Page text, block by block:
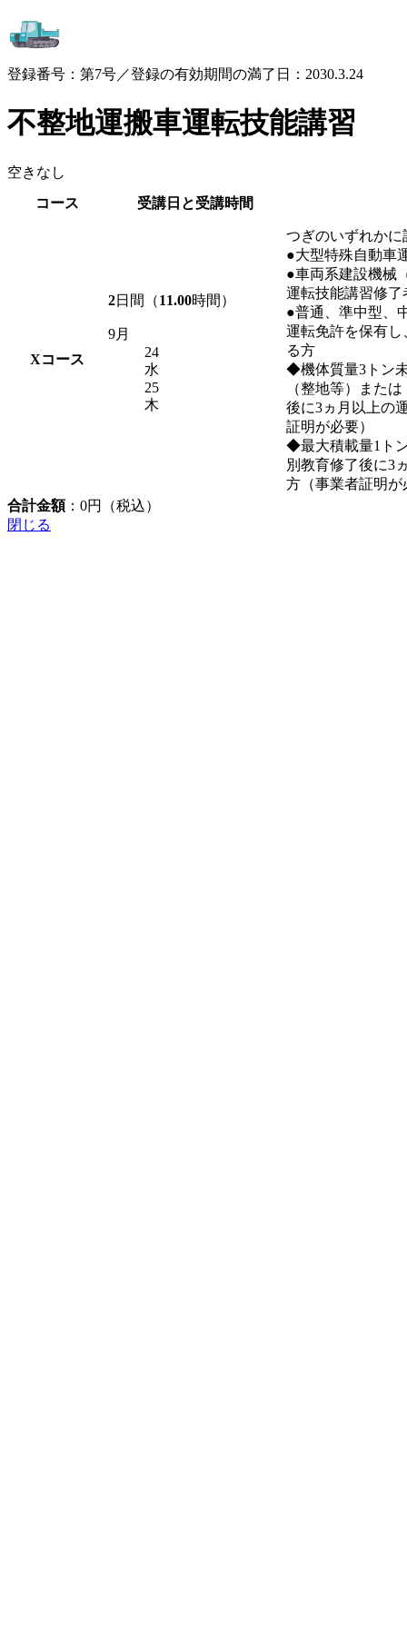
登録番号：第7号／登録の有効期間の満了日：2030.3.24
不整地運搬車運転技能講習
空きなし
コース
受講日と受講時間
Xコース
2日間（11.00時間）
9月
24
水
25
木
つぎのいずれかに
●大型特殊自動車
●車両系建設機械
運転技能講習修了
●普通、準中型、
運転免許を保有
る方
◆機体質量3トン
（整地等）また
後に3ヵ月以上の
証明が必要）
◆最大積載量1ト
別教育修了後に3
方（事業者証明が
合計金額： 0円（税込）
閉じる